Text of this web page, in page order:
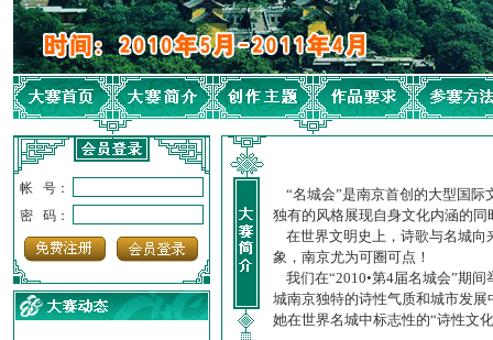
帐 号：
密 码：
“名城会”是南京首创的大型国际
独有的风格展现自身文化内涵的
在世界文明史上，诗歌与名城向
象，南京尤为可圈可点！
我们在“2010•第4届名城会”期
城南京独特的诗性气质和城市发
她在世界名城中标志性的“诗性文